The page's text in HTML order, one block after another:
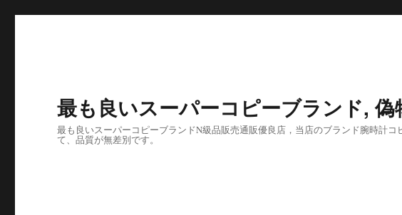
最も良いスーパーコピーブランド, 偽
最も良いスーパーコピーブランドN級品販売通販優良店，当店のブランド腕時計
て、品質が無差別です。